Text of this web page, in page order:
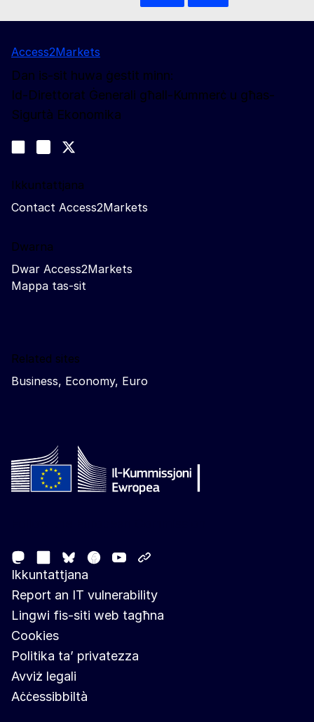
Access2Markets
Dan is-sit huwa ġestit minn:
Id-Direttorat Ġenerali għall-Kummerċ u għas-
Sigurtà Ekonomika
Join us on LinkedIn
Trade-Off podcast
Ikkuntattjana
Contact Access2Markets
Dwarna
Dwar Access2Markets
Mappa tas-sit
Related sites
Business, Economy, Euro
MastodonLinkedIn
Bluesky
Facebook
Youtube
Ikkuntattjana
Report an IT vulnerability
Lingwi fis-siti web tagħna
Cookies
Politika ta’ privatezza
Avviż legali
Aċċessibbiltà